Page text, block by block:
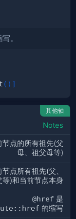
。
( ) ]
其他轴
Notes
节点的所有祖先(父
母、祖父母等)
点所有祖先(父、
等)和当前节点本身
@href 是
的缩写